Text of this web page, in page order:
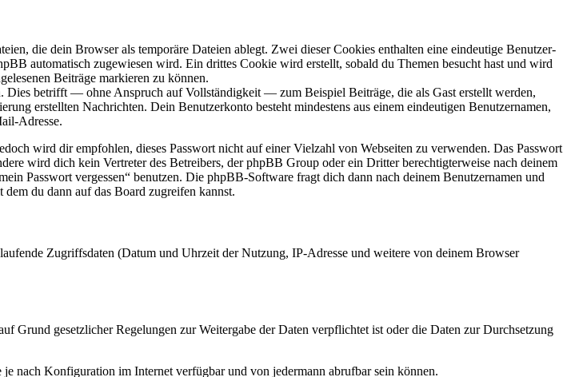
die dein Browser als temporäre Dateien ablegt. Zwei dieser Cookies enthalten eine eindeutige Benutzer-
automatisch zugewiesen wird. Ein drittes Cookie wird erstellt, sobald du Themen besucht hast und wird
Beiträge markieren zu können.
Dies betrifft — ohne Anspruch auf Vollständigkeit — zum Beispiel Beiträge, die als Gast erstellt werden,
erstellten Nachrichten. Dein Benutzerkonto besteht mindestens aus einem eindeutigen Benutzernamen,
Adresse.
wird dir empfohlen, dieses Passwort nicht auf einer Vielzahl von Webseiten zu verwenden. Das Passwort
wird dich kein Vertreter des Betreibers, der phpBB Group oder ein Dritter berechtigterweise nach deinem
Passwort vergessen“ benutzen. Die phpBB-Software fragt dich dann nach deinem Benutzernamen und
du dann auf das Board zugreifen kannst.
Zugriffsdaten (Datum und Uhrzeit der Nutzung, IP-Adresse und weitere von deinem Browser
Grund gesetzlicher Regelungen zur Weitergabe der Daten verpflichtet ist oder die Daten zur Durchsetzung
nach Konfiguration im Internet verfügbar und von jedermann abrufbar sein können.